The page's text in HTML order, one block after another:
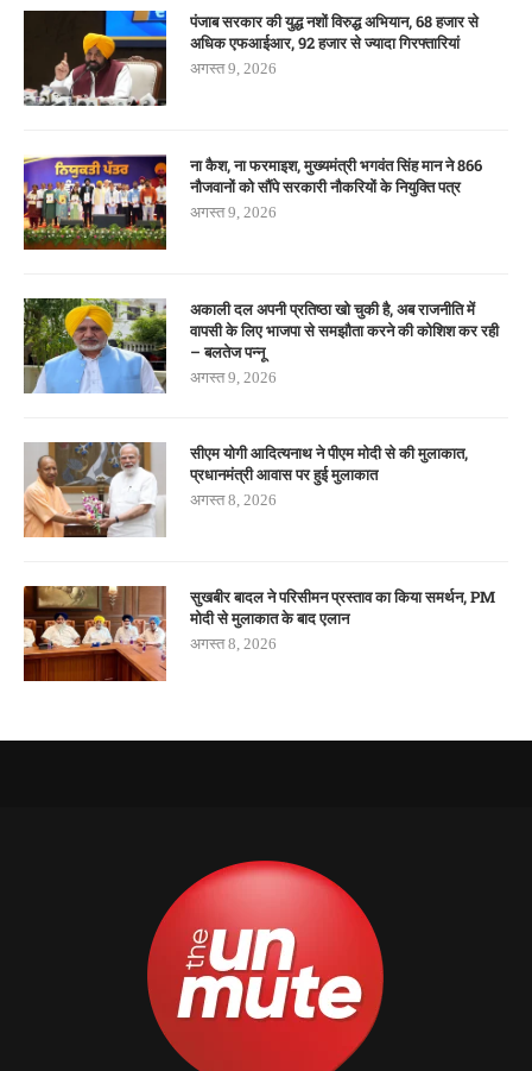
पंजाब सरकार की युद्ध नशों विरुद्ध अभियान, 68 हजार से
अधिक एफआईआर, 92 हजार से ज्यादा गिरफ्तारियां
अगस्त 9, 2026
ना कैश, ना फरमाइश, मुख्यमंत्री भगवंत सिंह मान ने 866
नौजवानों को सौंपे सरकारी नौकरियों के नियुक्ति पत्र
अगस्त 9, 2026
अकाली दल अपनी प्रतिष्ठा खो चुकी है, अब राजनीति में
वापसी के लिए भाजपा से समझौता करने की कोशिश कर रही
– बलतेज पन्नू
अगस्त 9, 2026
सीएम योगी आदित्यनाथ ने पीएम मोदी से की मुलाकात,
प्रधानमंत्री आवास पर हुई मुलाकात
अगस्त 8, 2026
सुखबीर बादल ने परिसीमन प्रस्ताव का किया समर्थन, PM
मोदी से मुलाकात के बाद एलान
अगस्त 8, 2026